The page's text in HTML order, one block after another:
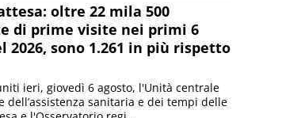
oltre 22 mila 500
di prime visite nei primi 6
2026, sono 1.261 in più rispetto
ieri, giovedì 6 agosto, l'Unità centrale
dell’assistenza sanitaria e dei tempi delle